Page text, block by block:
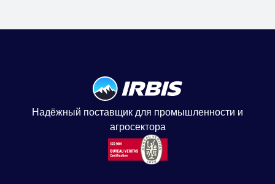
Надёжный поставщик для промышленности и
агросектора